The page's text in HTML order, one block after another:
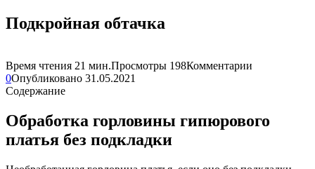
Подкройная обтачка
Время чтения 21 мин.Просмотры 198Комментарии
0Опубликовано 31.05.2021
Содержание
Обработка горловины гипюрового
платья без подкладки